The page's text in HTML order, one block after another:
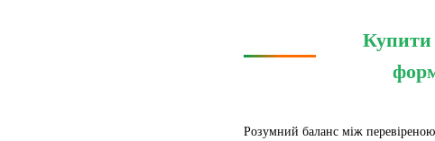
Купити
Розумний баланс між